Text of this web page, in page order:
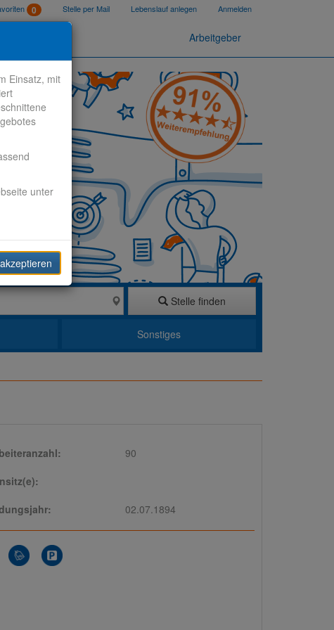
0 Stelle per Mail Lebenslauf anlegen Anmelden
Arbeitgeber
Stelle finden
Sonstiges
90
02.07.1894
Einsatz, mit
unter